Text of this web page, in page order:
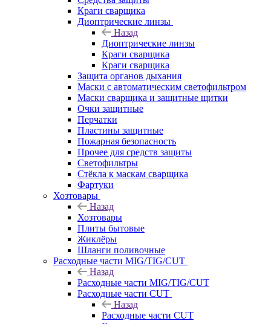
Краги сварщика
Диоптрические линзы
Назад
Диоптрические линзы
Краги сварщика
Краги сварщика
Защита органов дыхания
Маски с автоматическим светофильтром
Маски сварщика и защитные щитки
Очки защитные
Перчатки
Пластины защитные
Пожарная безопасность
Прочее для средств защиты
Светофильтры
Стёкла к маскам сварщика
Фартуки
Хозтовары
Назад
Хозтовары
Плиты бытовые
Жиклёры
Шланги поливочные
Расходные части MIG/TIG/CUT
Назад
Расходные части MIG/TIG/CUT
Расходные части CUT
Назад
Расходные части CUT